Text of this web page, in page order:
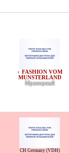
♀ FASHION VOM
MUNSTERLAND
Мраморный
CH Germany (VDH)